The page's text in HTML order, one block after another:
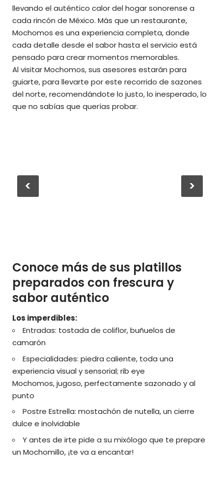
llevando el auténtico calor del hogar sonorense a
cada rincón de México. Más que un restaurante,
Mochomos es una experiencia completa, donde
cada detalle desde el sabor hasta el servicio está
pensado para crear momentos memorables.
Al visitar Mochomos, sus asesores estarán para
guiarte, para llevarte por este recorrido de sazones
del norte, recomendándote lo justo, lo inesperado, lo
que no sabías que querías probar.
< >
Conoce más de sus platillos
preparados con frescura y
sabor auténtico
Los imperdibles:
Entradas: tostada de coliflor, buñuelos de
camarón
Especialidades: piedra caliente, toda una
experiencia visual y sensorial; rib eye
Mochomos, jugoso, perfectamente sazonado y al
punto
Postre Estrella: mostachón de nutella, un cierre
dulce e inolvidable
Y antes de irte pide a su mixólogo que te prepare
un Mochomillo, ¡te va a encantar!